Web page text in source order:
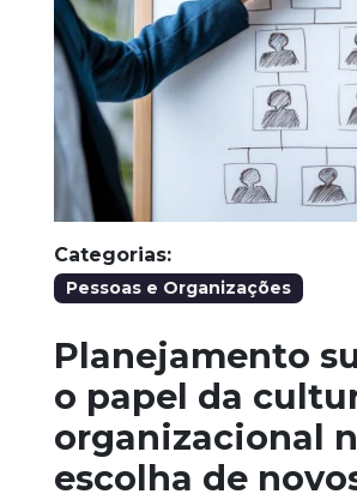
Categorias:
Pessoas e Organizações
Planejamento
o papel da
organizacional
escolha de